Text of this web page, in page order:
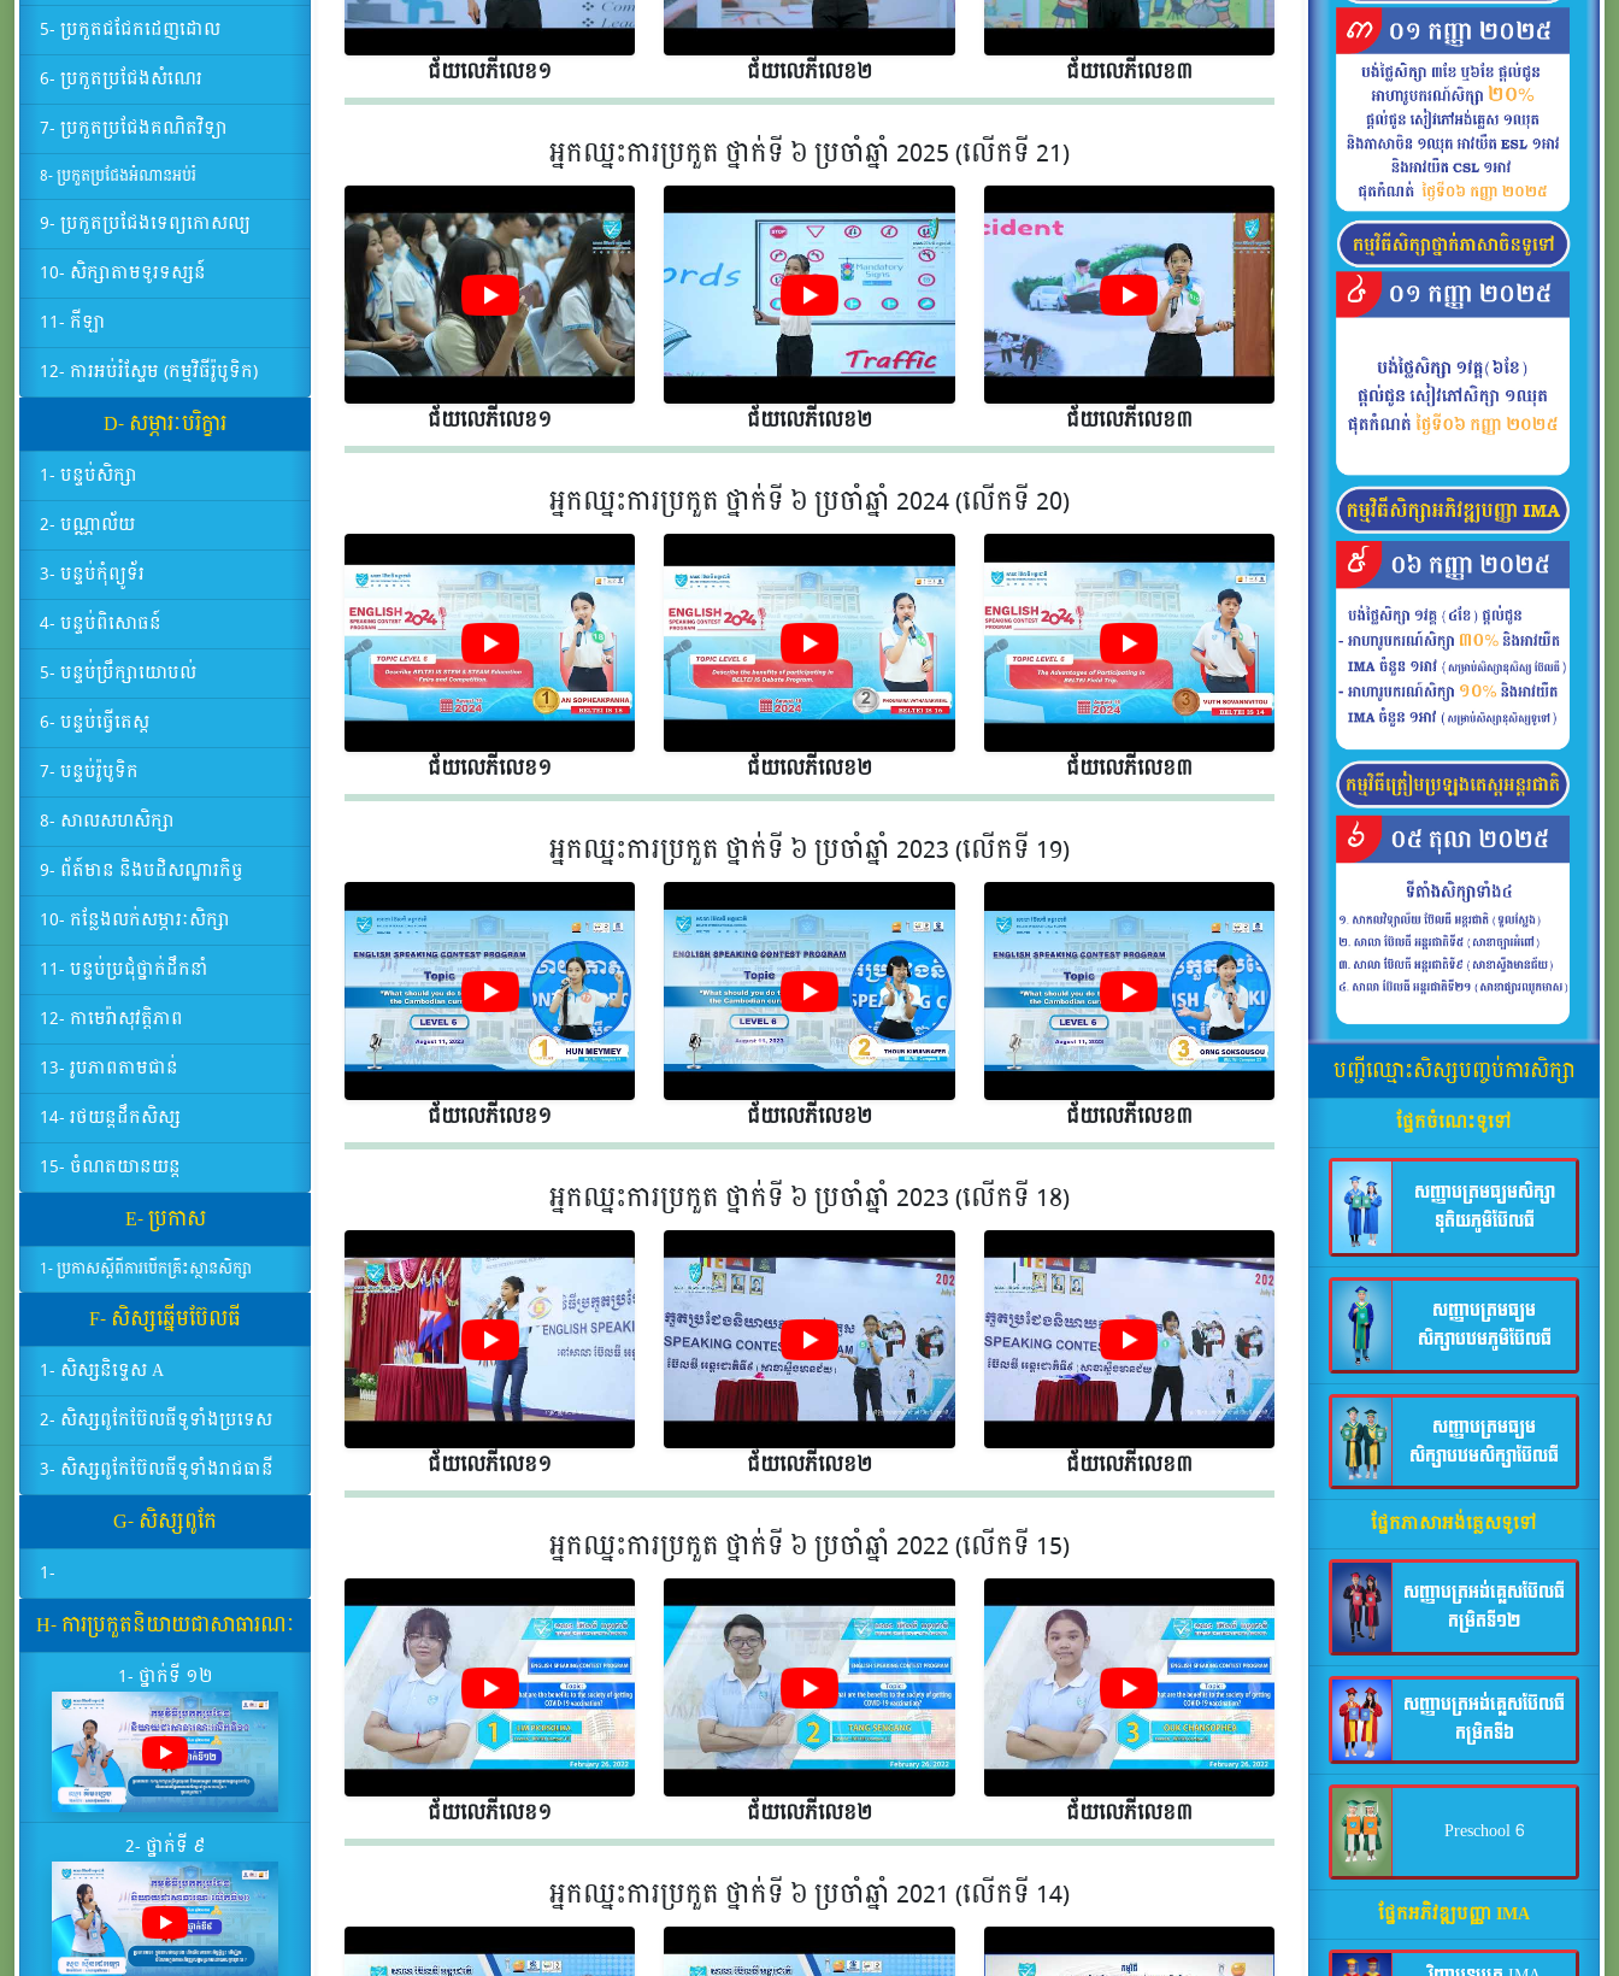
5- ប្រកួតជជែកដេញដោល
6- ប្រកួតប្រជែងសំណេរ
7- ប្រកួតប្រជែងគណិតវិទ្យា
8- ប្រកួតប្រជែងអំណានអប់រំ
9- ប្រកួតប្រជែងទេព្យកោសល្យ
10- សិក្សាតាមទូរទស្សន៍
11- កីឡា
12- ការអប់រំស្ទែម (កម្មវិធីរ៉ូបូទិក)
D- សម្ភារៈបរិក្ខារ
1- បន្ទប់សិក្សា
2- បណ្ណាល័យ
3- បន្ទប់កុំព្យូទ័រ
4- បន្ទប់ពិសោធន៍
5- បន្ទប់ប្រឹក្សាយោបល់
6- បន្ទប់ធ្វើតេស្ត
7- បន្ទប់រ៉ូបូទិក
8- សាលសហសិក្សា
9- ព័ត៍មាន និងបដិសណ្ឋារកិច្ច
10- កន្លែងលក់សម្ភារៈសិក្សា
11- បន្ទប់ប្រជុំថ្នាក់ដឹកនាំ
12- កាមេរ៉ាសុវត្តិភាព
13- រូបភាពតាមជាន់
14- រថយន្តដឹកសិស្ស
15- ចំណតយានយន្ត
E- ប្រកាស
1- ប្រកាសស្តីពីការបើកគ្រឹះស្ថានសិក្សា
F- សិស្សឆ្នើមប៊ែលធី
1- សិស្សនិទ្ទេស A
2- សិស្សពូកែប៊ែលធីទូទាំងប្រទេស
3- សិស្សពូកែប៊ែលធីទូទាំងរាជធានី
G- សិស្សពូកែ
1-
H- ការប្រកួតនិយាយជាសាធារណៈ
1- ថ្នាក់ទី ១២
2- ថ្នាក់ទី ៩
ជ័យលេភីលេខ​​ ១ ជ័យលេភីលេខ​​ ២ ជ័យលេភីលេខ​​ ៣
អ្នកឈ្នះការប្រកួត ថ្នាក់ទី ៦ ប្រចាំឆ្នាំ 2025 (លើកទី 21)
ជ័យលេភីលេខ​​ ១ ជ័យលេភីលេខ​​ ២ ជ័យលេភីលេខ​​ ៣
អ្នកឈ្នះការប្រកួត ថ្នាក់ទី ៦ ប្រចាំឆ្នាំ 2024 (លើកទី 20)
ជ័យលេភីលេខ​​ ១ ជ័យលេភីលេខ​​ ២ ជ័យលេភីលេខ​​ ៣
អ្នកឈ្នះការប្រកួត ថ្នាក់ទី ៦ ប្រចាំឆ្នាំ 2023 (លើកទី 19)
ជ័យលេភីលេខ​​ ១ ជ័យលេភីលេខ​​ ២ ជ័យលេភីលេខ​​ ៣
អ្នកឈ្នះការប្រកួត ថ្នាក់ទី ៦ ប្រចាំឆ្នាំ 2023 (លើកទី 18)
ជ័យលេភីលេខ​​ ១ ជ័យលេភីលេខ​​ ២ ជ័យលេភីលេខ​​ ៣
អ្នកឈ្នះការប្រកួត ថ្នាក់ទី ៦ ប្រចាំឆ្នាំ 2022 (លើកទី 15)
ជ័យលេភីលេខ​​ ១ ជ័យលេភីលេខ​​ ២ ជ័យលេភីលេខ​​ ៣
អ្នកឈ្នះការប្រកួត ថ្នាក់ទី ៦ ប្រចាំឆ្នាំ 2021 (លើកទី 14)
បញ្ជីឈ្មោះសិស្សបញ្ចប់ការសិក្សា
ផ្នែកចំណេះទូទៅ
សញ្ញាបត្រមធ្យមសិក្សា
ទុតិយភូមិប៊ែលធី
សញ្ញាបត្រមធ្យម
សិក្សាបឋមភូមិប៊ែលធី
សញ្ញាបត្រមធ្យម
សិក្សាបឋមសិក្សាប៊ែលធី
ផ្នែកភាសាអង់គ្លេសទូទៅ
សញ្ញាបត្រអង់គ្លេសប៊ែលធី
កម្រិតទី១២
សញ្ញាបត្រអង់គ្លេសប៊ែលធី
កម្រិតទី៦
Preschool 6
ផ្នែកអភិវឌ្ឍបញ្ញា IMA